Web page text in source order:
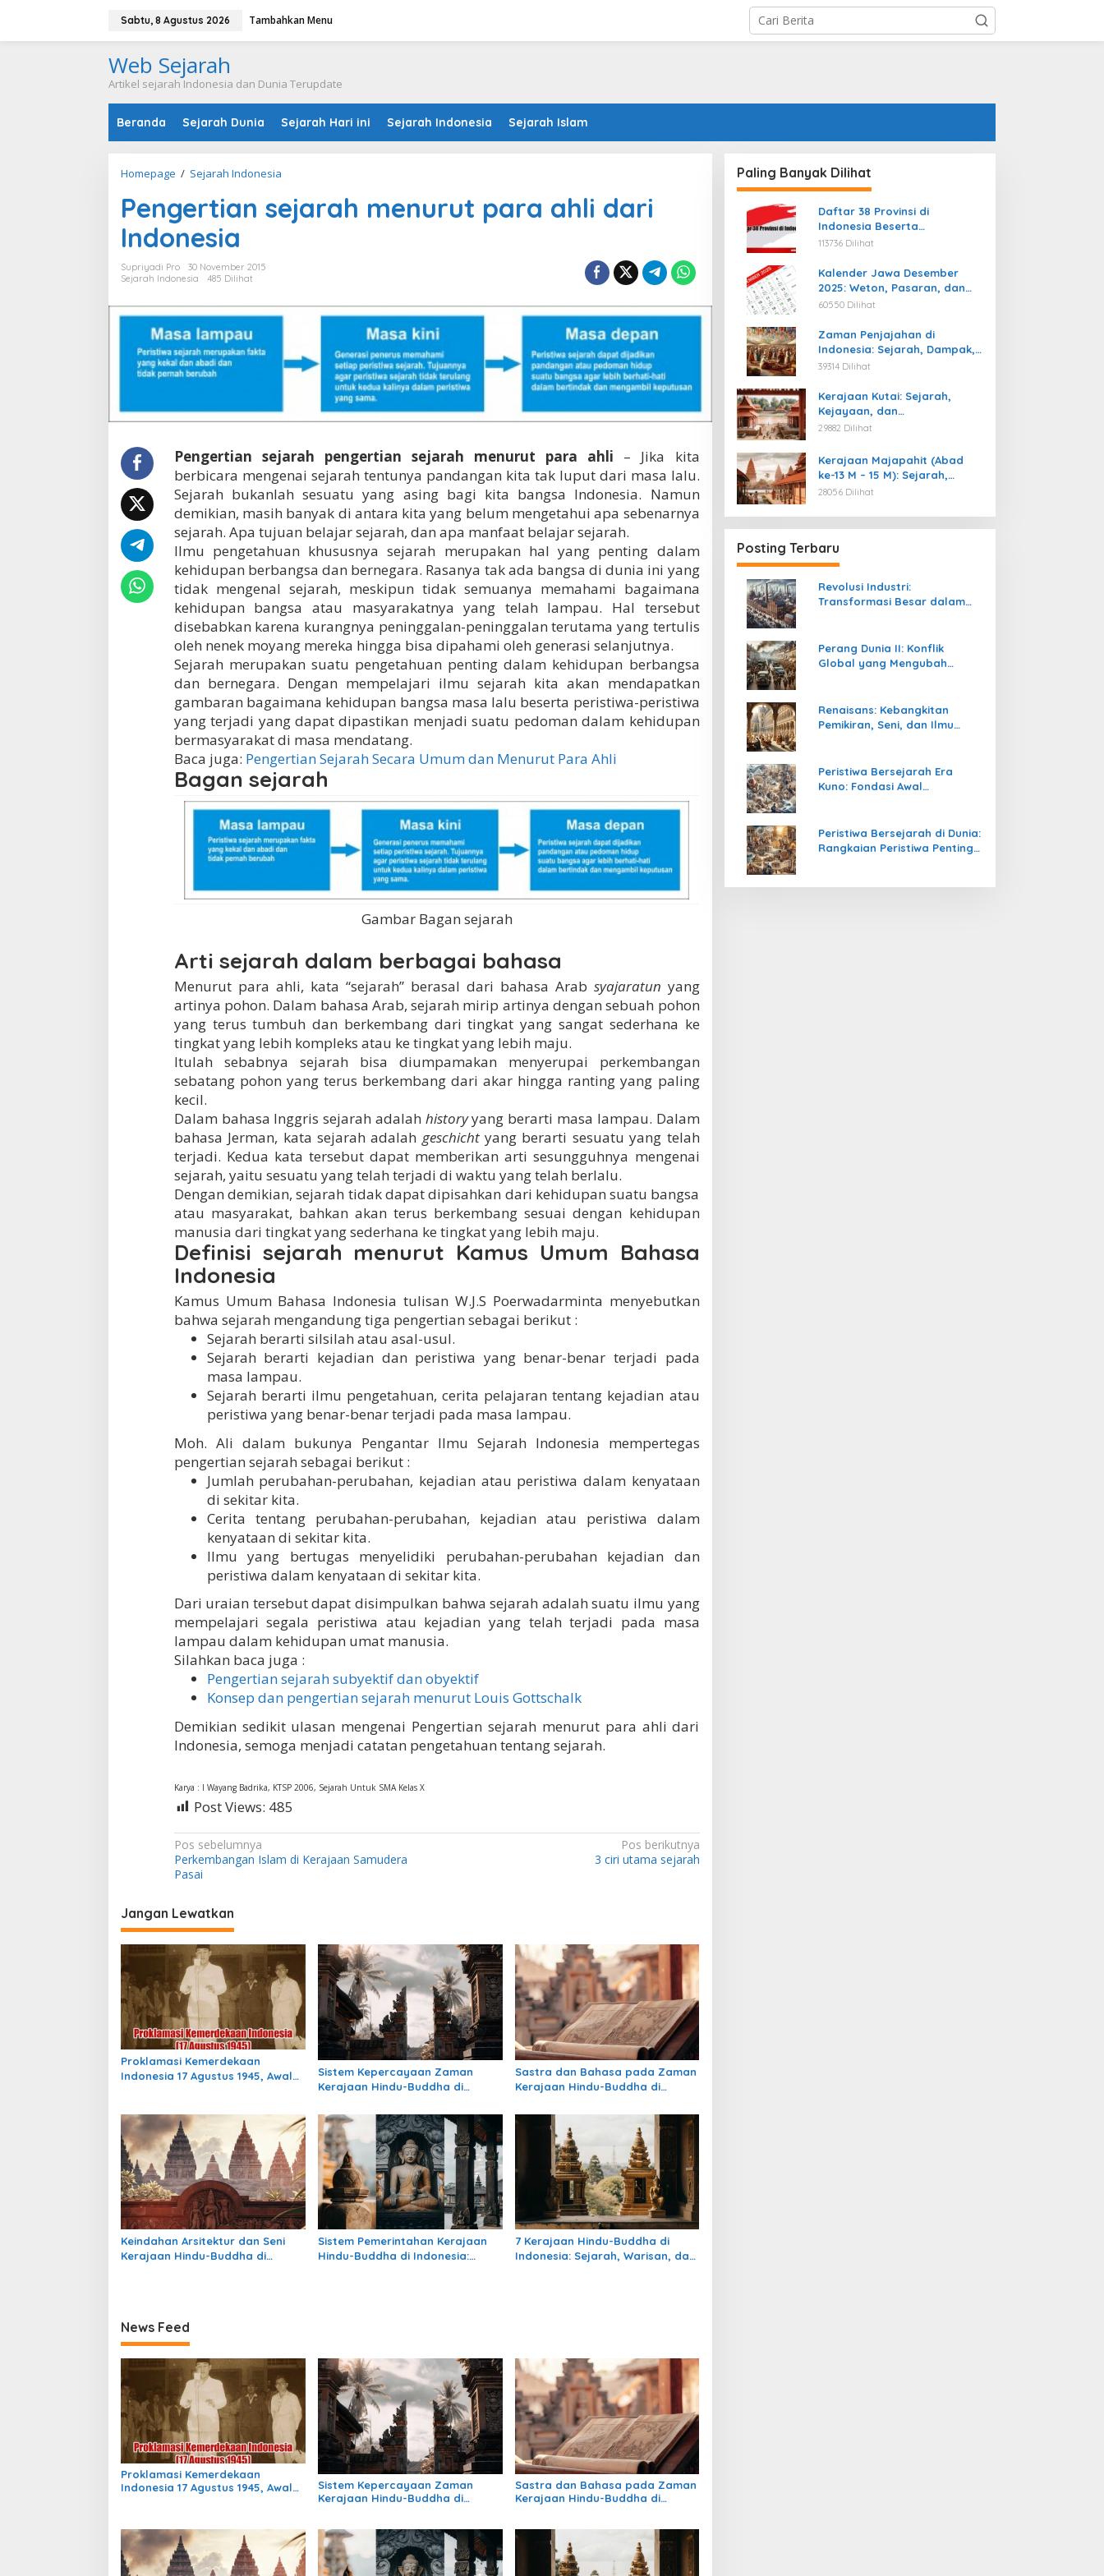
Sabtu, 8 Agustus 2026 Tambahkan Menu
Web Sejarah
Artikel sejarah Indonesia dan Dunia Terupdate
Beranda Sejarah Dunia Sejarah Hari ini Sejarah Indonesia Sejarah Islam
Homepage / Sejarah Indonesia
n
g
n
s
a
h
m
n
r
u
p
r
a
h
l
i
d
a
I
n
d
o
n
e
i
a
Pengertian sejarah menurut para ahli dari
Indonesia
Supriyadi Pro
30 November 2015
Sejarah Indonesia
485 Dilihat
Pengertian sejarah pengertian sejarah menurut para ahli – Jika kita
berbicara mengenai sejarah tentunya pandangan kita tak luput dari masa lalu.
Sejarah bukanlah sesuatu yang asing bagi kita bangsa Indonesia. Namun
demikian, masih banyak di antara kita yang belum mengetahui apa sebenarnya
sejarah. Apa tujuan belajar sejarah, dan apa manfaat belajar sejarah.
Ilmu pengetahuan khususnya sejarah merupakan hal yang penting dalam
kehidupan berbangsa dan bernegara. Rasanya tak ada bangsa di dunia ini yang
tidak mengenal sejarah, meskipun tidak semuanya memahami bagaimana
kehidupan bangsa atau masyarakatnya yang telah lampau. Hal tersebut
disebabkan karena kurangnya peninggalan-peninggalan terutama yang tertulis
oleh nenek moyang mereka hingga bisa dipahami oleh generasi selanjutnya.
Sejarah merupakan suatu pengetahuan penting dalam kehidupan berbangsa
dan bernegara. Dengan mempelajari ilmu sejarah kita akan mendapatkan
gambaran bagaimana kehidupan bangsa masa lalu beserta peristiwa-peristiwa
yang terjadi yang dapat dipastikan menjadi suatu pedoman dalam kehidupan
bermasyarakat di masa mendatang.
Baca juga: Pengertian Sejarah Secara Umum dan Menurut Para Ahli
Bagan sejarah
Gambar Bagan sejarah
Arti sejarah dalam berbagai bahasa
Menurut para ahli, kata “sejarah” berasal dari bahasa Arab syajaratun yang
artinya pohon. Dalam bahasa Arab, sejarah mirip artinya dengan sebuah pohon
yang terus tumbuh dan berkembang dari tingkat yang sangat sederhana ke
tingkat yang lebih kompleks atau ke tingkat yang lebih maju.
Itulah sebabnya sejarah bisa diumpamakan menyerupai perkembangan
sebatang pohon yang terus berkembang dari akar hingga ranting yang paling
kecil.
Dalam bahasa Inggris sejarah adalah historyyang berarti masa lampau. Dalam
bahasa Jerman, kata sejarah adalah geschichtyang berarti sesuatu yang telah
terjadi. Kedua kata tersebut dapat memberikan arti sesungguhnya mengenai
sejarah, yaitu sesuatu yang telah terjadi di waktu yang telah berlalu.
Dengan demikian, sejarah tidak dapat dipisahkan dari kehidupan suatu bangsa
atau masyarakat, bahkan akan terus berkembang sesuai dengan kehidupan
manusia dari tingkat yang sederhana ke tingkat yang lebih maju.
Definisi sejarah menurut Kamus Umum Bahasa
Indonesia
Kamus Umum Bahasa Indonesia tulisan W.J.S Poerwadarminta menyebutkan
bahwa sejarah mengandung tiga pengertian sebagai berikut :
Sejarah berarti silsilah atau asal-usul.
Sejarah berarti kejadian dan peristiwa yang benar-benar terjadi pada
masa lampau.
Sejarah berarti ilmu pengetahuan, cerita pelajaran tentang kejadian atau
peristiwa yang benar-benar terjadi pada masa lampau.
Moh. Ali dalam bukunya Pengantar Ilmu Sejarah Indonesia mempertegas
pengertian sejarah sebagai berikut :
Jumlah perubahan-perubahan, kejadian atau peristiwa dalam kenyataan
di sekitar kita.
Cerita tentang perubahan-perubahan, kejadian atau peristiwa dalam
kenyataan di sekitar kita.
Ilmu yang bertugas menyelidiki perubahan-perubahan kejadian dan
peristiwa dalam kenyataan di sekitar kita.
Dari uraian tersebut dapat disimpulkan bahwa sejarah adalah suatu ilmu yang
mempelajari segala peristiwa atau kejadian yang telah terjadi pada masa
lampau dalam kehidupan umat manusia.
Silahkan baca juga :
Pengertian sejarah subyektif dan obyektif
Konsep dan pengertian sejarah menurut Louis Gottschalk
Demikian sedikit ulasan mengenai Pengertian sejarah menurut para ahli dari
Indonesia, semoga menjadi catatan pengetahuan tentang sejarah.
Karya : I Wayang Badrika, KTSP 2006, Sejarah Untuk SMA Kelas X
Post Views: 485
N
a
i
g
a
s
i
p
o
s
Pos sebelumnya
Perkembangan Islam di Kerajaan Samudera
Pasai
Pos berikutnya
3 ciri utama sejarah
Jangan Lewatkan
Proklamasi Kemerdekaan
Indonesia 17 Agustus 1945, Awal
Sistem Kepercayaan Zaman
Kerajaan Hindu-Buddha di
Masih Bertahan
Sastra dan Bahasa pada Zaman
Kerajaan Hindu-Buddha di
Keindahan Arsitektur dan Seni
Kerajaan Hindu-Buddha di
Sistem Pemerintahan Kerajaan
Hindu-Buddha di Indonesia:
7 Kerajaan Hindu-Buddha di
Indonesia: Sejarah, Warisan, dan
News Feed
Proklamasi Kemerdekaan
Indonesia 17 Agustus 1945, Awal
Sistem Kepercayaan Zaman
Kerajaan Hindu-Buddha di
Sastra dan Bahasa pada Zaman
Kerajaan Hindu-Buddha di
Paling Banyak Dilihat
Daftar 38 Provinsi di
Indonesia Beserta
Ibukotanya Terbaru
113736 Dilihat
Kalender Jawa Desember
2025: Weton, Pasaran, dan
Hari Baik
60550 Dilihat
Zaman Penjajahan di
Indonesia: Sejarah, Dampak,
dan Perjuangan Menuju
39314 Dilihat
Kerajaan Kutai: Sejarah,
Kejayaan, dan
Peninggalannya (Abad ke-4
29882 Dilihat
Kerajaan Majapahit (Abad
ke-13 M – 15 M): Sejarah,
Kejayaan, dan
28056 Dilihat
Posting Terbaru
Revolusi Industri:
Transformasi Besar dalam
Perang Dunia II: Konflik
Global yang Mengubah
Renaisans: Kebangkitan
Pemikiran, Seni, dan Ilmu
Peristiwa Bersejarah Era
Kuno: Fondasi Awal
Peristiwa Bersejarah di Dunia:
Rangkaian Peristiwa Penting